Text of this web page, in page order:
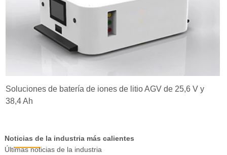
Soluciones de batería de iones de litio AGV de 25,6 V y
38,4 Ah
Noticias de la industria más calientes
Últimas noticias de la industria